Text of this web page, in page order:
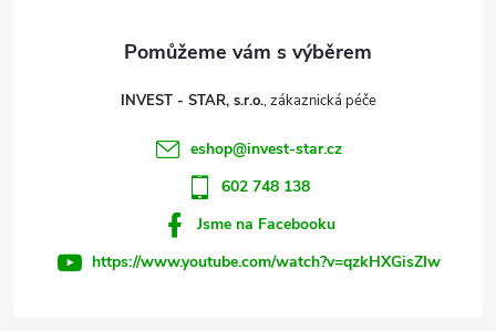
INVEST - STAR, s.r.o.
eshop@invest-star.cz
602 748 138
Jsme na Facebooku
https://www.youtube.com/watch?v=qzkHXGisZIw